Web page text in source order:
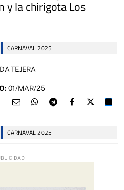
y la chirigota Los
CARNAVAL 2025
TEJERA
01/MAR/25
CARNAVAL 2025